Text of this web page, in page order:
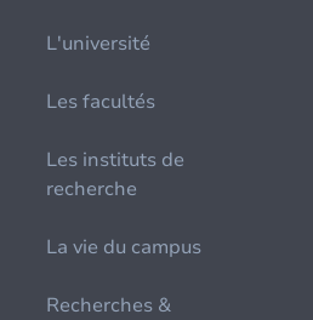
L'université
Les facultés
Les instituts de
recherche
La vie du campus
Recherches &